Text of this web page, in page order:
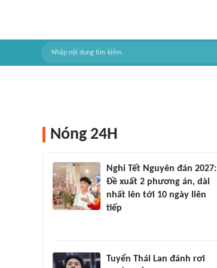
Nóng 24H
Nghỉ Tết Nguyên đán 2027:
Đề xuất 2 phương án, dài
nhất lên tới 10 ngày liên
tiếp
Tuyển Thái Lan đánh rơi